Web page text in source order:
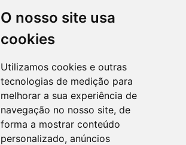
O nosso site usa
cookies
Utilizamos cookies e outras
tecnologias de medição para
melhorar a sua experiência de
navegação no nosso site, de
forma a mostrar conteúdo
personalizado, anúncios